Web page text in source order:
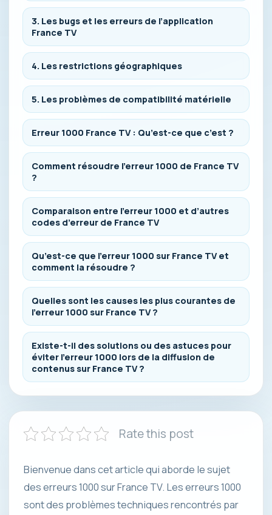
3. Les bugs et les erreurs de l’application
France TV
4. Les restrictions géographiques
5. Les problèmes de compatibilité matérielle
Erreur 1000 France TV : Qu’est-ce que c’est ?
Comment résoudre l’erreur 1000 de France TV
?
Comparaison entre l’erreur 1000 et d’autres
codes d’erreur de France TV
Qu’est-ce que l’erreur 1000 sur France TV et
comment la résoudre ?
Quelles sont les causes les plus courantes de
l’erreur 1000 sur France TV ?
Existe-t-il des solutions ou des astuces pour
éviter l’erreur 1000 lors de la diffusion de
contenus sur France TV ?
Rate this post
Bienvenue dans cet article qui aborde le sujet
des erreurs 1000 sur France TV. Les erreurs 1000
sont des problèmes techniques rencontrés par